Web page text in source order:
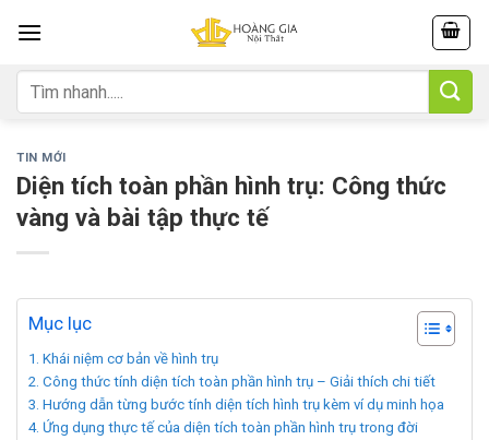
content
Tìm
kiếm:
TIN MỚI
Diện tích toàn phần hình trụ: Công thức
vàng và bài tập thực tế
Mục lục
Khái niệm cơ bản về hình trụ
Công thức tính diện tích toàn phần hình trụ – Giải thích chi tiết
Hướng dẫn từng bước tính diện tích hình trụ kèm ví dụ minh họa
Ứng dụng thực tế của diện tích toàn phần hình trụ trong đời